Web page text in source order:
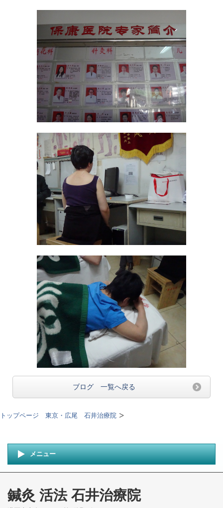
ブログ 一覧へ戻る
トップページ 東京・広尾 石井治療院
メニュー
鍼灸 活法 石井治療院